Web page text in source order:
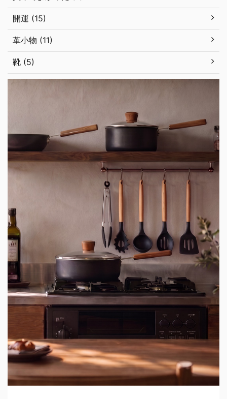
開運 (15)
革小物 (11)
靴 (5)